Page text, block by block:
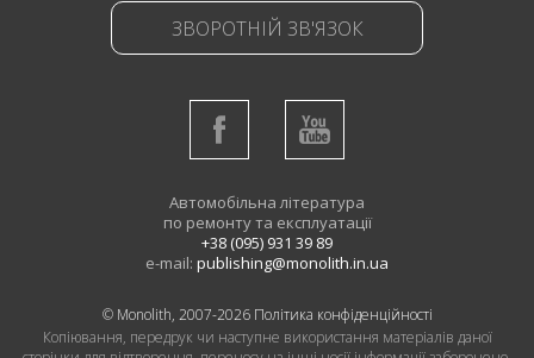
ЗВОРОТНІЙ ЗВ'ЯЗОК
Автомобільна література
по ремонту та експлуатації
+38 (095) 931 39 89
e-mail: publishing@monolith.in.ua
© Monolith, 2007-2026 Політика конфіденційності
Копіювання, передрук чи наступне використання матеріалів даної